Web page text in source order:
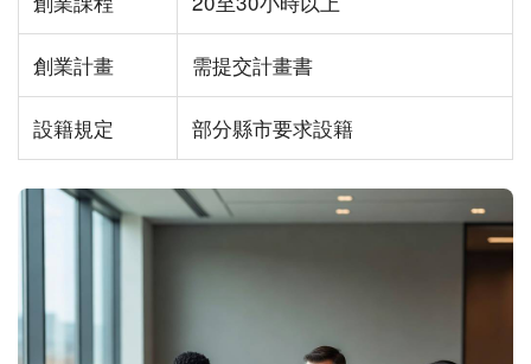
創業計畫 需提交計畫書
設籍規定 部分縣市要求設籍